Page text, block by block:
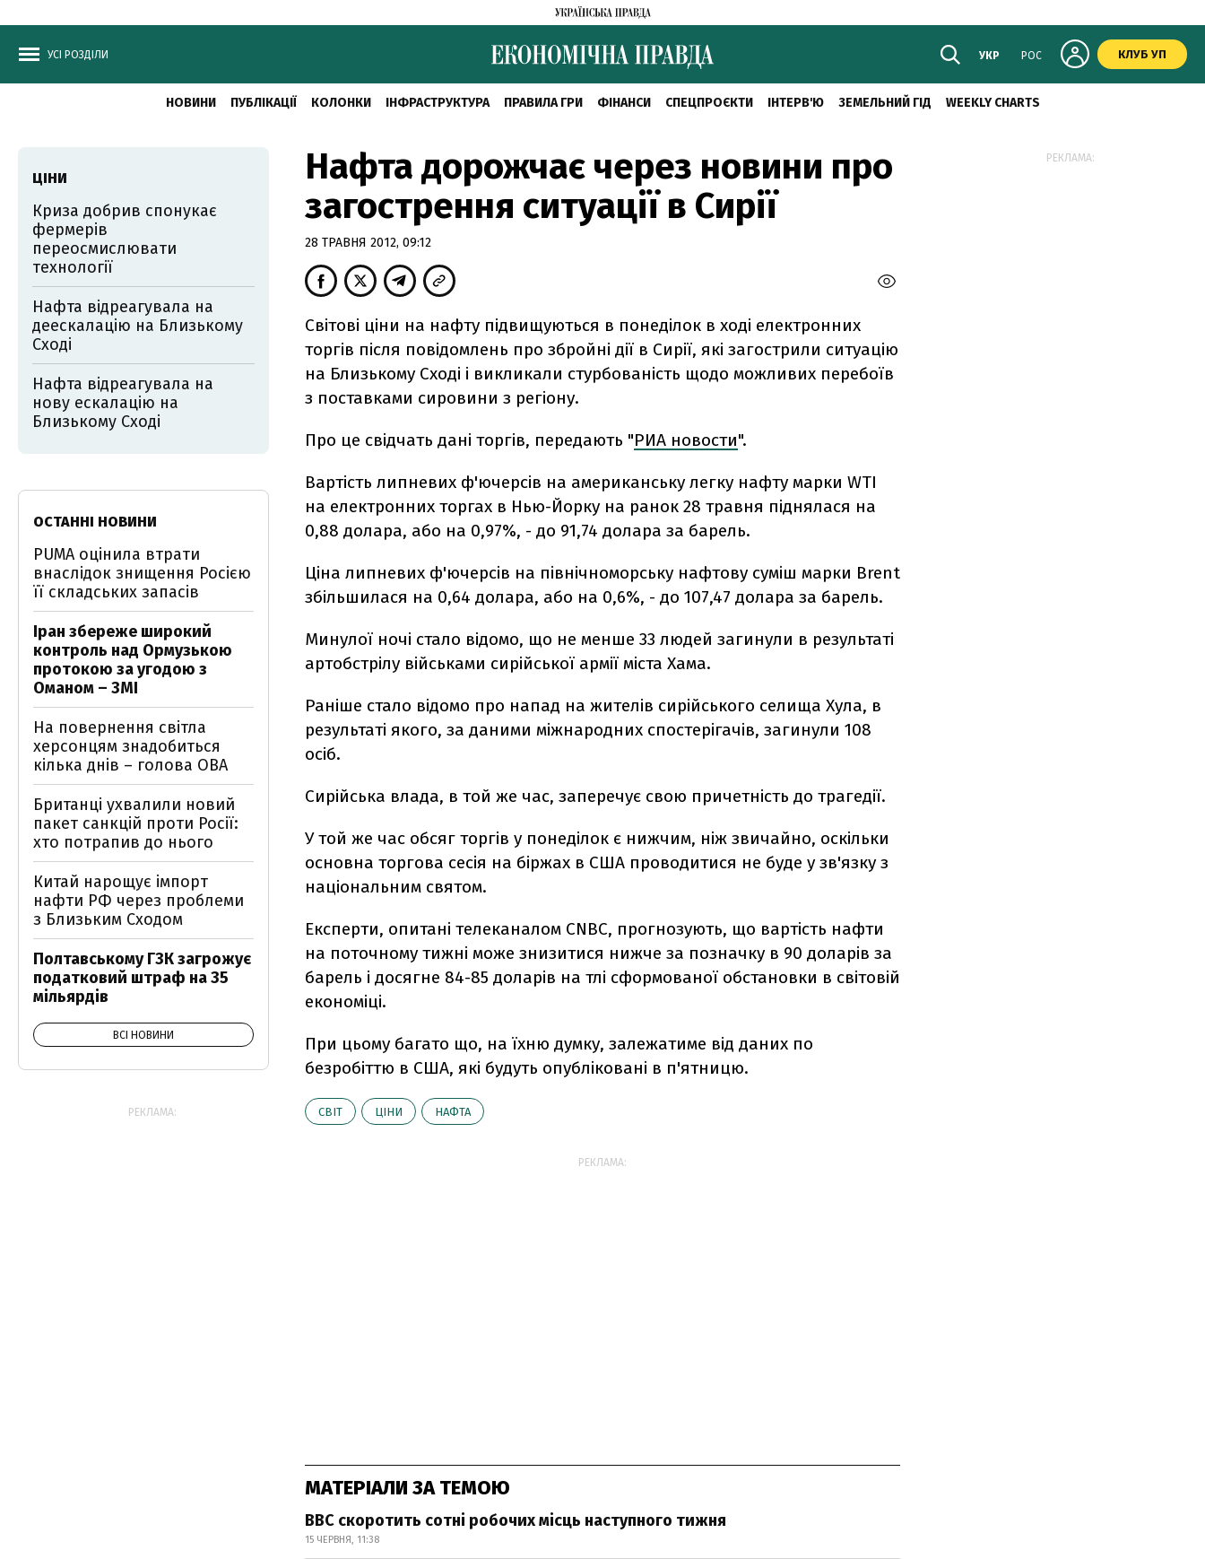
УСІ РОЗДІЛИ УКР РОС КЛУБ УП
НОВИНИ ПУБЛІКАЦІЇ КОЛОНКИ ІНФРАСТРУКТУРА ПРАВИЛА ГРИ ФІНАНСИ СПЕЦПРОЄКТИ ІНТЕРВ'Ю ЗЕМЕЛЬНИЙ ГІД WEEKLY CHARTS
Нафта дорожчає через новини про
загострення ситуації в Сирії
28 ТРАВНЯ 2012, 09:12
Світові ціни на нафту підвищуються в понеділок в ході електронних
торгів після повідомлень про збройні дії в Сирії, які загострили ситуацію
на Близькому Сході і викликали стурбованість щодо можливих перебоїв
з поставками сировини з регіону.
Про це свідчать дані торгів, передають "РИА новости".
Вартість липневих ф'ючерсів на американську легку нафту марки WTI
на електронних торгах в Нью-Йорку на ранок 28 травня піднялася на
0,88 долара, або на 0,97%, - до 91,74 долара за барель.
Ціна липневих ф'ючерсів на північноморську нафтову суміш марки Brent
збільшилася на 0,64 долара, або на 0,6%, - до 107,47 долара за барель.
Минулої ночі стало відомо, що не менше 33 людей загинули в результаті
артобстрілу військами сирійської армії міста Хама.
Раніше стало відомо про напад на жителів сирійського селища Хула, в
результаті якого, за даними міжнародних спостерігачів, загинули 108
осіб.
Сирійська влада, в той же час, заперечує свою причетність до трагедії.
У той же час обсяг торгів у понеділок є нижчим, ніж звичайно, оскільки
основна торгова сесія на біржах в США проводитися не буде у зв'язку з
національним святом.
Експерти, опитані телеканалом CNBC, прогнозують, що вартість нафти
на поточному тижні може знизитися нижче за позначку в 90 доларів за
барель і досягне 84-85 доларів на тлі сформованої обстановки в світовій
економіці.
При цьому багато що, на їхню думку, залежатиме від даних по
безробіттю в США, які будуть опубліковані в п'ятницю.
СВІТ ЦІНИ НАФТА
РЕКЛАМА:
МАТЕРІАЛИ ЗА ТЕМОЮ
ВВС скоротить сотні робочих місць наступного тижня
15 ЧЕРВНЯ, 11:38
ЦІНИ
Криза добрив спонукає
фермерів
переосмислювати
технології
Нафта відреагувала на
деескалацію на Близькому
Сході
Нафта відреагувала на
нову ескалацію на
Близькому Сході
ОСТАННІ НОВИНИ
PUMA оцінила втрати
внаслідок знищення Росією
її складських запасів
Іран збереже широкий
контроль над Ормузькою
протокою за угодою з
Оманом – ЗМІ
На повернення світла
херсонцям знадобиться
кілька днів – голова ОВА
Британці ухвалили новий
пакет санкцій проти Росії:
хто потрапив до нього
Китай нарощує імпорт
нафти РФ через проблеми
з Близьким Сходом
Полтавському ГЗК загрожує
податковий штраф на 35
мільярдів
ВСІ НОВИНИ
РЕКЛАМА:
РЕКЛАМА: